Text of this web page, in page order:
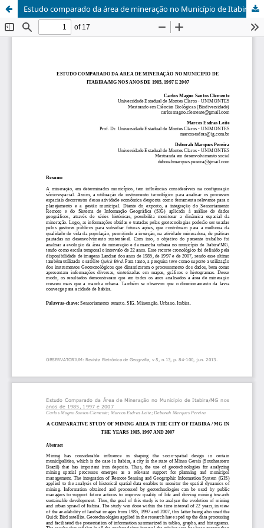
Estudo comparado da área de mineração no Município de Itabira/MG nos anos de 1985, 1997 e 2007 / A comparative study of mining area in the City of Itabira / mg in the years 1985, 1997 and 2007